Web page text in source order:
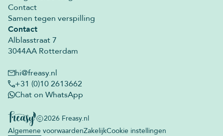
Contact
Samen tegen verspilling
Contact
Alblasstraat 7
3044AA Rotterdam
hi@freasy.nl
+31 (0)10 2613662
Chat on WhatsApp
2026 Freasy.nl
Algemene voorwaardenZakelijkCookie instellingen